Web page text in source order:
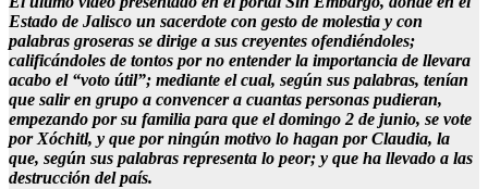
Estado de Jalisco un sacerdote con gesto de molestia y con
palabras groseras se dirige a sus creyentes ofendiéndoles;
calificándoles de tontos por no entender la importancia de llevara
acabo el “voto útil”; mediante el cual, según sus palabras, tenían
que salir en grupo a convencer a cuantas personas pudieran,
empezando por su familia para que el domingo 2 de junio, se vote
por Xóchitl, y que por ningún motivo lo hagan por Claudia, la
que, según sus palabras representa lo peor; y que ha llevado a las
destrucción del país.